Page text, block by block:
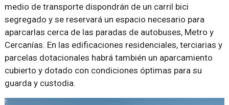
medio de transporte dispondrán de un carril bici
segregado y se reservará un espacio necesario para
aparcarlas cerca de las paradas de autobuses, Metro y
Cercanías. En las edificaciones residenciales, terciarias y
parcelas dotacionales habrá también un aparcamiento
cubierto y dotado con condiciones óptimas para su
guarda y custodia.